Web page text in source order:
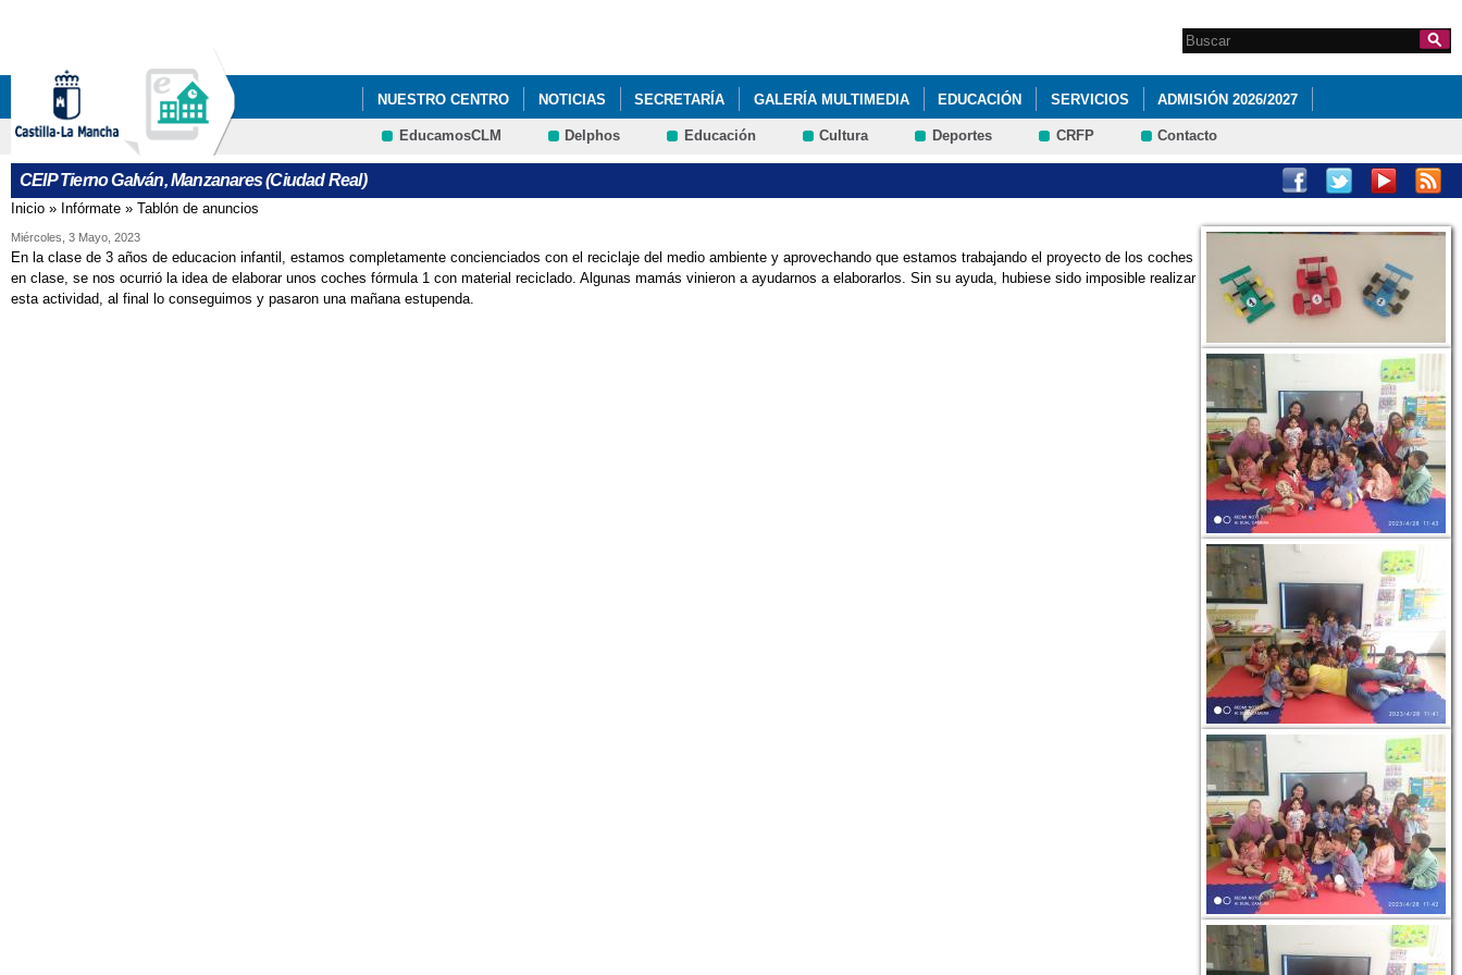
Formulario de
búsqueda
Search this site
NUESTRO CENTRO NOTICIAS SECRETARÍA GALERÍA MULTIMEDIA EDUCACIÓN SERVICIOS ADMISIÓN 2026/2027
CHARLA DESCONÉCTATE GUÍA DE FAMILIAS PARA REALIZAR LA ADMISIÓN JORNADA DEPORTIVA EN EL IES AZUER
EducamosCLM Delphos Educación Cultura Deportes CRFP Contacto
CEIP Tierno Galván, Manzanares (Ciudad Real)
Se encuentra usted aquí
Inicio » Infórmate » Tablón de anuncios
Miércoles, 3 Mayo, 2023
En la clase de 3 años de educacion infantil, estamos completamente concienciados con el reciclaje del medio ambiente y aprovechando que estamos trabajando el proyecto de los coches
en clase, se nos ocurrió la idea de elaborar unos coches fórmula 1 con material reciclado. Algunas mamás vinieron a ayudarnos a elaborarlos. Sin su ayuda, hubiese sido imposible realizar
esta actividad, al final lo conseguimos y pasaron una mañana estupenda.